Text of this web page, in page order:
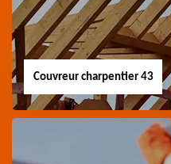
Couvreur charpentier 43